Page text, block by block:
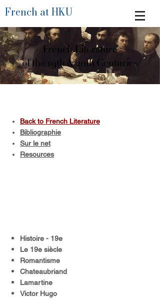
French at HKU
French Literature
of the 19th & 20th Centuries
Back to French Literature
Bibliographie
Sur le net
Resources
Histoire - 19e
Le 19e siècle
Romantisme
Chateaubriand
Lamartine
Victor Hugo